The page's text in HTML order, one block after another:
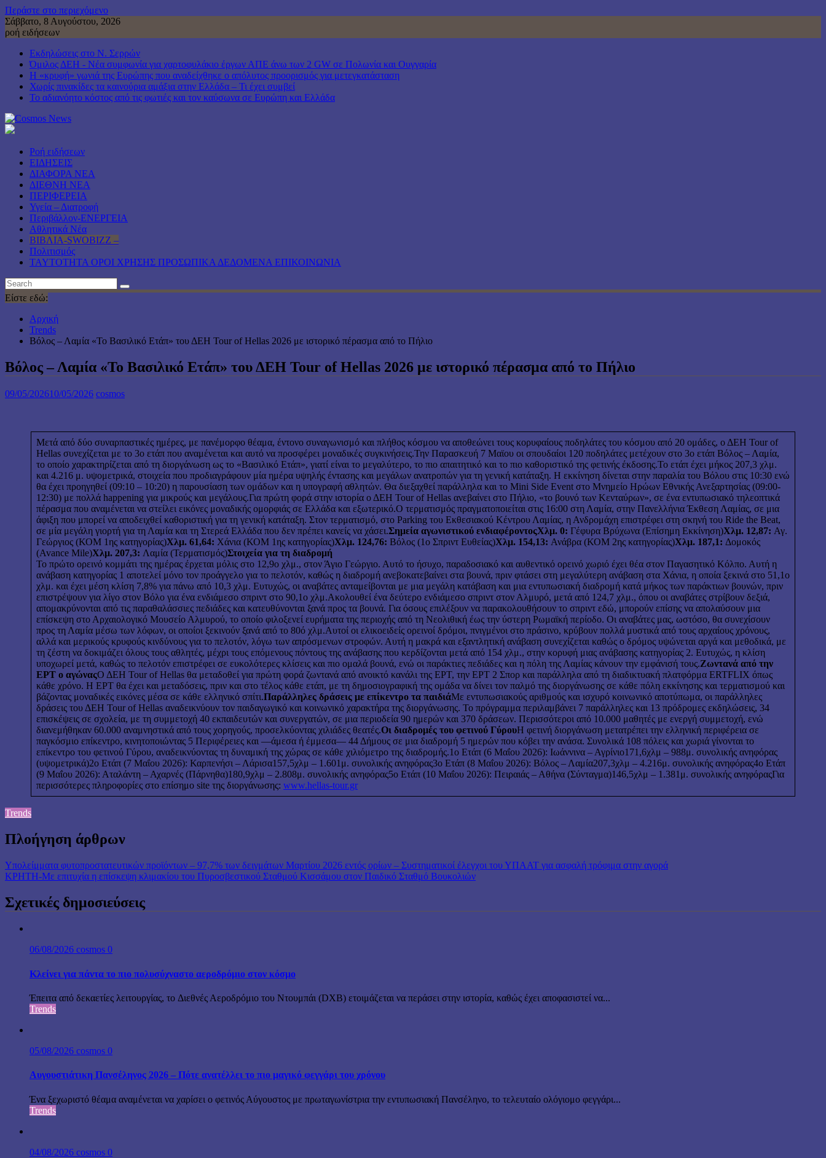
Περάστε στο περιεχόμενο
Σάββατο, 8 Αυγούστου, 2026
ροή ειδήσεων
Εκδηλώσεις στο Ν. Σερρών
Όμιλος ΔΕΗ - Νέα συμφωνία για χαρτοφυλάκιο έργων ΑΠΕ άνω των 2 GW σε Πολωνία και Ουγγαρία
Η «κρυφή» γωνιά της Ευρώπης που αναδείχθηκε ο απόλυτος προορισμός για μετεγκατάσταση
Χωρίς πινακίδες τα καινούρια αμάξια στην Ελλάδα – Τι έχει συμβεί
Το αδιανόητο κόστος από τις φωτιές και τον καύσωνα σε Ευρώπη και Ελλάδα
Ροή ειδήσεων
ΕΙΔΗΣΕΙΣ
ΔΙΑΦΟΡΑ ΝΕΑ
ΔΙΕΘΝΗ ΝΕΑ
ΠΕΡΙΦΕΡΕΙΑ
Υγεία – Διατροφή
Περιβάλλον-ΕΝΕΡΓΕΙΑ
Αθλητικά Νέα
ΒΙΒΛΙΑ-SWOBIZZ –
Πολιτισμός
TAYTOTHTA ΟΡΟΙ ΧΡΗΣΗΣ ΠΡΟΣΩΠΙΚΑ ΔΕΔΟΜΕΝΑ ΕΠΙΚΟΙΝΩΝΙΑ
Είστε εδώ:
Αρχική
Trends
Βόλος – Λαμία «Το Βασιλικό Ετάπ» του ΔΕΗ Tour of Hellas 2026 με ιστορικό πέρασμα από το Πήλιο
Βόλος – Λαμία «Το Βασιλικό Ετάπ» του ΔΕΗ Tour of Hellas 2026 με ιστορικό πέρασμα από το Πήλιο
09/05/202610/05/2026 cosmos
Μετά από δύο συναρπαστικές ημέρες, με πανέμορφο θέαμα, έντονο συναγωνισμό και πλήθος κόσμου να αποθεώνει τους κορυφαίους ποδηλάτες του κόσμου από 20 ομάδες, ο ΔΕΗ Tour of
Hellas συνεχίζεται με το 3ο ετάπ που αναμένεται και αυτό να προσφέρει μοναδικές συγκινήσεις.Την Παρασκευή 7 Μαϊου οι σπουδαίοι 120 ποδηλάτες μετέχουν στο 3ο ετάπ Βόλος – Λαμία,
το οποίο χαρακτηρίζεται από τη διοργάνωση ως το «Βασιλικό Ετάπ», γιατί είναι το μεγαλύτερο, το πιο απαιτητικό και το πιο καθοριστικό της φετινής έκδοσης.Το ετάπ έχει μήκος 207,3 χλμ.
και 4.216 μ. υψομετρικά, στοιχεία που προδιαγράφουν μία ημέρα υψηλής έντασης και μεγάλων ανατροπών για τη γενική κατάταξη. Η εκκίνηση δίνεται στην παραλία του Βόλου στις 10:30 ενώ
θα έχει προηγηθεί (09:10 – 10:20) η παρουσίαση των ομάδων και η υπογραφή αθλητών. Θα διεξαχθεί παράλληλα και το Mini Side Event στο Μνημείο Ηρώων Εθνικής Ανεξαρτησίας (09:00-
12:30) με πολλά happening για μικρούς και μεγάλους.Για πρώτη φορά στην ιστορία ο ΔΕΗ Tour of Hellas ανεβαίνει στο Πήλιο, «το βουνό των Κενταύρων», σε ένα εντυπωσιακό τηλεοπτικά
πέρασμα που αναμένεται να στείλει εικόνες μοναδικής ομορφιάς σε Ελλάδα και εξωτερικό.Ο τερματισμός πραγματοποιείται στις 16:00 στη Λαμία, στην Πανελλήνια Έκθεση Λαμίας, σε μια
άφιξη που μπορεί να αποδειχθεί καθοριστική για τη γενική κατάταξη. Στον τερματισμό, στο Parking του Εκθεσιακού Κέντρου Λαμίας, η Ανδρομάχη επιστρέφει στη σκηνή του Ride the Beat,
σε μία μεγάλη γιορτή για τη Λαμία και τη Στερεά Ελλάδα που δεν πρέπει κανείς να χάσει.Σημεία αγωνιστικού ενδιαφέροντοςΧλμ. 0: Γέφυρα Βρύχωνα (Επίσημη Εκκίνηση)Χλμ. 12,87: Αγ.
Γεώργιος (ΚΟΜ 1ης κατηγορίας)Χλμ. 61,64: Χάνια (ΚΟΜ 1ης κατηγορίας)Χλμ. 124,76: Βόλος (1ο Σπριντ Ευθείας)Χλμ. 154,13: Ανάβρα (ΚΟΜ 2ης κατηγορίας)Χλμ. 187,1: Δομοκός
(Avance Mile)Χλμ. 207,3: Λαμία (Τερματισμός)Στοιχεία για τη διαδρομή
Το πρώτο ορεινό κομμάτι της ημέρας έρχεται μόλις στο 12,9ο χλμ., στον Άγιο Γεώργιο. Αυτό το ήσυχο, παραδοσιακό και αυθεντικό ορεινό χωριό έχει θέα στον Παγασητικό Κόλπο. Αυτή η
ανάβαση κατηγορίας 1 αποτελεί μόνο τον προάγγελο για το πελοτόν, καθώς η διαδρομή ανεβοκατεβαίνει στα βουνά, πριν φτάσει στη μεγαλύτερη ανάβαση στα Χάνια, η οποία ξεκινά στο 51,1ο
χλμ. και έχει μέση κλίση 7,8% για πάνω από 10,3 χλμ. Ευτυχώς, οι αναβάτες ανταμείβονται με μια μεγάλη κατάβαση και μια εντυπωσιακή διαδρομή κατά μήκος των παράκτιων βουνών, πριν
επιστρέψουν για λίγο στον Βόλο για ένα ενδιάμεσο σπριντ στο 90,1ο χλμ.Ακολουθεί ένα δεύτερο ενδιάμεσο σπριντ στον Αλμυρό, μετά από 124,7 χλμ., όπου οι αναβάτες στρίβουν δεξιά,
απομακρύνονται από τις παραθαλάσσιες πεδιάδες και κατευθύνονται ξανά προς τα βουνά. Για όσους επιλέξουν να παρακολουθήσουν το σπριντ εδώ, μπορούν επίσης να απολαύσουν μια
επίσκεψη στο Αρχαιολογικό Μουσείο Αλμυρού, το οποίο φιλοξενεί ευρήματα της περιοχής από τη Νεολιθική έως την ύστερη Ρωμαϊκή περίοδο. Οι αναβάτες μας, ωστόσο, θα συνεχίσουν
προς τη Λαμία μέσω των λόφων, οι οποίοι ξεκινούν ξανά από το 80ό χλμ.Αυτοί οι ελικοειδείς ορεινοί δρόμοι, πνιγμένοι στο πράσινο, κρύβουν πολλά μυστικά από τους αρχαίους χρόνους,
αλλά και μερικούς κρυφούς κινδύνους για το πελοτόν, λόγω των απρόσμενων στροφών. Αυτή η μακρά και εξαντλητική ανάβαση συνεχίζεται καθώς ο δρόμος υψώνεται αργά και μεθοδικά, με
τη ζέστη να δοκιμάζει όλους τους αθλητές, μέχρι τους επόμενους πόντους της ανάβασης που κερδίζονται μετά από 154 χλμ., στην κορυφή μιας ανάβασης κατηγορίας 2. Ευτυχώς, η κλίση
υποχωρεί μετά, καθώς το πελοτόν επιστρέφει σε ευκολότερες κλίσεις και πιο ομαλά βουνά, ενώ οι παράκτιες πεδιάδες και η πόλη της Λαμίας κάνουν την εμφάνισή τους.Ζωντανά από την
ΕΡΤ ο αγώναςΟ ΔΕΗ Tour of Hellas θα μεταδοθεί για πρώτη φορά ζωντανά από ανοικτό κανάλι της ΕΡΤ, την ΕΡΤ 2 Σπορ και παράλληλα από τη διαδικτυακή πλατφόρμα ERTFLIX όπως
κάθε χρόνο. Η ΕΡΤ θα έχει και μεταδόσεις, πριν και στο τέλος κάθε ετάπ, με τη δημοσιογραφική της ομάδα να δίνει τον παλμό της διοργάνωσης σε κάθε πόλη εκκίνησης και τερματισμού και
βάζοντας μοναδικές εικόνες μέσα σε κάθε ελληνικό σπίτι.Παράλληλες δράσεις με επίκεντρο τα παιδιάΜε εντυπωσιακούς αριθμούς και ισχυρό κοινωνικό αποτύπωμα, οι παράλληλες
δράσεις του ΔΕΗ Tour of Hellas αναδεικνύουν τον παιδαγωγικό και κοινωνικό χαρακτήρα της διοργάνωσης. Το πρόγραμμα περιλαμβάνει 7 παράλληλες και 13 πρόδρομες εκδηλώσεις, 34
επισκέψεις σε σχολεία, με τη συμμετοχή 40 εκπαιδευτών και συνεργατών, σε μια περιοδεία 90 ημερών και 370 δράσεων. Περισσότεροι από 10.000 μαθητές με ενεργή συμμετοχή, ενώ
διανεμήθηκαν 60.000 αναμνηστικά από τους χορηγούς, προσελκύοντας χιλιάδες θεατές.Οι διαδρομές του φετινού ΓύρουΗ φετινή διοργάνωση μετατρέπει την ελληνική περιφέρεια σε
παγκόσμιο επίκεντρο, κινητοποιώντας 5 Περιφέρειες και —άμεσα ή έμμεσα— 44 Δήμους σε μια διαδρομή 5 ημερών που κόβει την ανάσα. Συνολικά 108 πόλεις και χωριά γίνονται το
επίκεντρο του φετινού Γύρου, αναδεικνύοντας τη δυναμική της χώρας σε κάθε χιλιόμετρο της διαδρομής.1ο Ετάπ (6 Μαΐου 2026): Ιωάννινα – Αγρίνιο171,6χλμ – 988μ. συνολικής ανηφόρας
(υψομετρικά)2ο Ετάπ (7 Μαΐου 2026): Καρπενήσι – Λάρισα157,5χλμ – 1.601μ. συνολικής ανηφόρας3ο Ετάπ (8 Μαΐου 2026): Βόλος – Λαμία207,3χλμ – 4.216μ. συνολικής ανηφόρας4ο Ετάπ
(9 Μαΐου 2026): Αταλάντη – Αχαρνές (Πάρνηθα)180,9χλμ – 2.808μ. συνολικής ανηφόρας5ο Ετάπ (10 Μαΐου 2026): Πειραιάς – Αθήνα (Σύνταγμα)146,5χλμ – 1.381μ. συνολικής ανηφόραςΓια
περισσότερες πληροφορίες στο επίσημο site της διοργάνωσης: www.hellas-tour.gr
Trends
Πλοήγηση άρθρων
Υπολείμματα φυτοπροστατευτικών προϊόντων – 97,7% των δειγμάτων Μαρτίου 2026 εντός ορίων – Συστηματικοί έλεγχοι του ΥΠΑΑΤ για ασφαλή τρόφιμα στην αγορά
ΚΡΗΤΗ-Με επιτυχία η επίσκεψη κλιμακίου του Πυροσβεστικού Σταθμού Κισσάμου στον Παιδικό Σταθμό Βουκολιών
Σχετικές δημοσιεύσεις
06/08/2026 cosmos 0
Κλείνει για πάντα το πιο πολυσύχναστο αεροδρόμιο στον κόσμο
Έπειτα από δεκαετίες λειτουργίας, το Διεθνές Αεροδρόμιο του Ντουμπάι (DXB) ετοιμάζεται να περάσει στην ιστορία, καθώς έχει αποφασιστεί να...
Trends
05/08/2026 cosmos 0
Αυγουστιάτικη Πανσέληνος 2026 – Πότε ανατέλλει το πιο μαγικό φεγγάρι του χρόνου
Ένα ξεχωριστό θέαμα αναμένεται να χαρίσει ο φετινός Αύγουστος με πρωταγωνίστρια την εντυπωσιακή Πανσέληνο, το τελευταίο ολόγιομο φεγγάρι...
Trends
04/08/2026 cosmos 0